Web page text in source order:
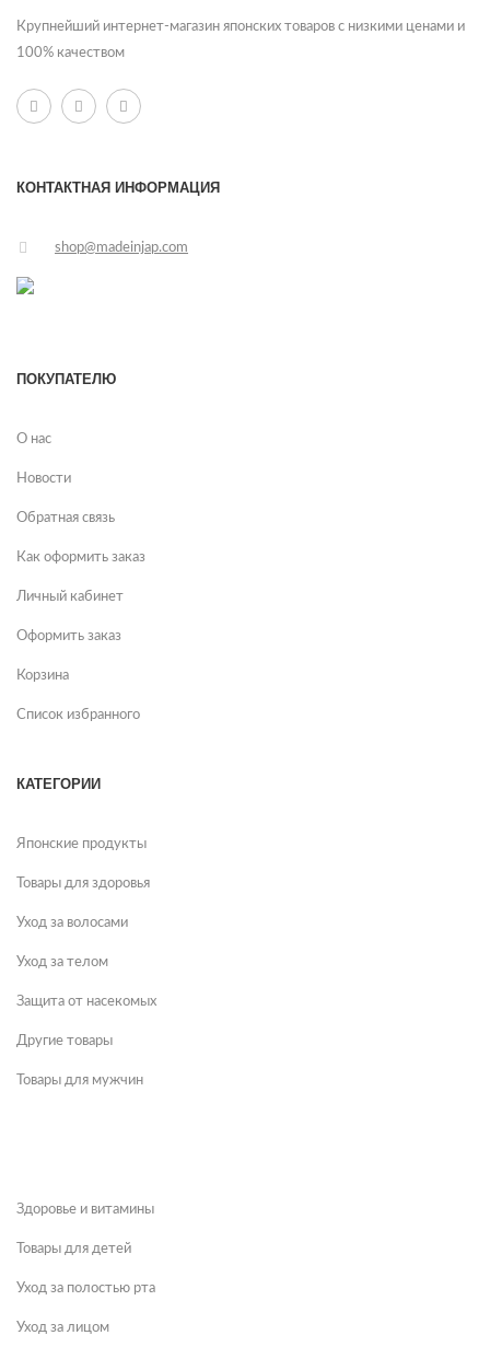
Крупнейший интернет-магазин японских товаров с низкими ценами и
100% качеством
КОНТАКТНАЯ ИНФОРМАЦИЯ
shop@madeinjap.com
ПОКУПАТЕЛЮ
О нас
Новости
Обратная связь
Как оформить заказ
Личный кабинет
Оформить заказ
Корзина
Список избранного
КАТЕГОРИИ
Японские продукты
Товары для здоровья
Уход за волосами
Уход за телом
Защита от насекомых
Другие товары
Товары для мужчин
Здоровье и витамины
Товары для детей
Уход за полостью рта
Уход за лицом